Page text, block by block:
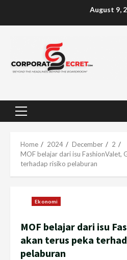
August 9,
Primary
Home 2024 December
2
MOF belajar dari isu FashionValet,
terhadap risiko pelaburan
Ekonomi
MOF belajar dari isu
akan terus peka
pelaburan